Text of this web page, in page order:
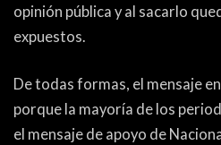
opinión pública y al sacarlo
expuestos.
De todas formas, el mensaje
porque la mayoría de los
el mensaje de apoyo de